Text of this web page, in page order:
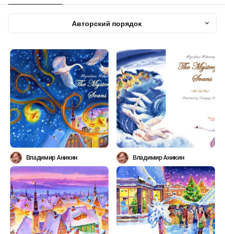
Авторский порядок
Владимир Аникин Владимир Аникин